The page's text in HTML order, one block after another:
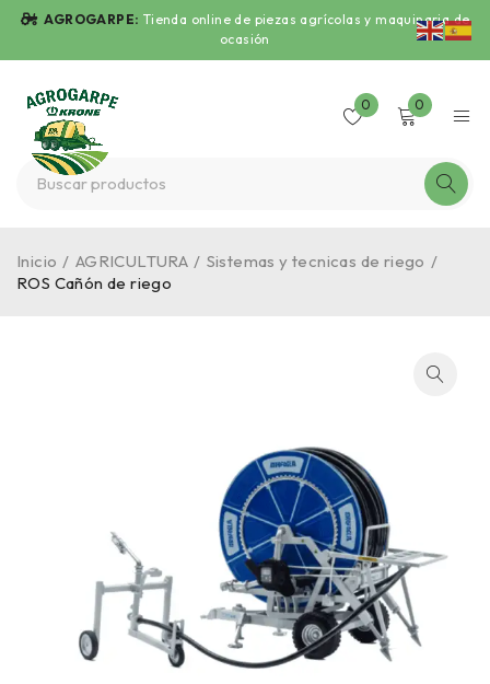
AGROGARPE: Tienda online de piezas agrícolas y maquinaria de
ocasión
0 0
Inicio / AGRICULTURA / Sistemas y tecnicas de riego /
ROS Cañón de riego